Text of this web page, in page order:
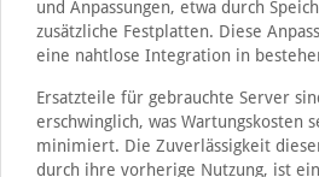
und Anpassungen, etwa durch
zusätzliche Festplatten. Diese
eine nahtlose Integration in
Ersatzteile für gebrauchte Server
erschwinglich, was Wartungskosten
minimiert. Die Zuverlässigkeit
durch ihre vorherige Nutzung, ist